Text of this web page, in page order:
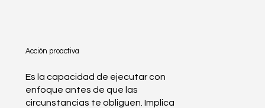
Acción proactiva
Es la capacidad de ejecutar con
enfoque antes de que las
circunstancias te obliguen. Implica